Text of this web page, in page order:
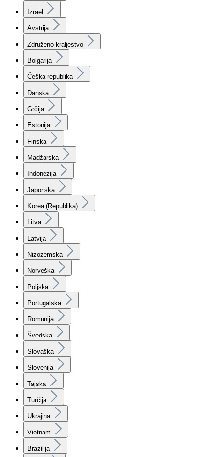
Izrael
Avstrija
Združeno kraljestvo
Bolgarija
Češka republika
Danska
Grčija
Estonija
Finska
Madžarska
Indonezija
Japonska
Korea (Republika)
Litva
Latvija
Nizozemska
Norveška
Poljska
Portugalska
Romunija
Švedska
Slovaška
Slovenija
Tajska
Turčija
Ukrajina
Vietnam
Brazilija